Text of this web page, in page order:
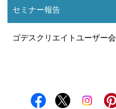
セミナー報告
ゴデスクリエイトユーザー会